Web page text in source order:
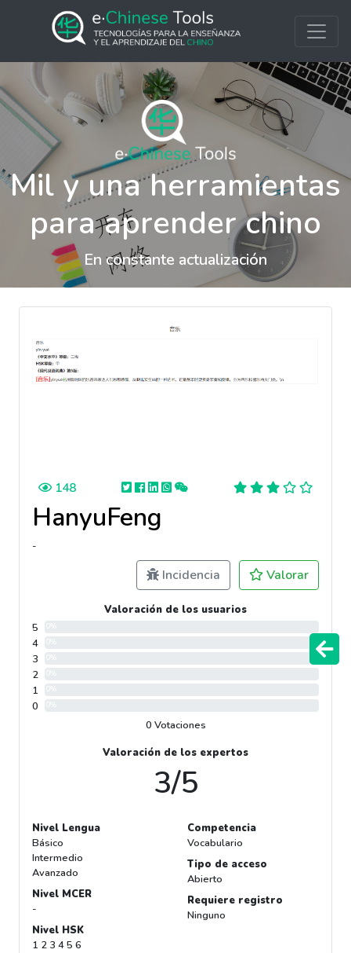
Mil y una herramientas
para aprender chino
En constante actualización
148
HanyuFeng
-
Incidencia Valorar
Valoración de los usuarios
5
4
3
2
1
0
0 Votaciones
Valoración de los expertos
3/5
Nivel Lengua
Básico
Intermedio
Avanzado
Nivel MCER
-
Nivel HSK
1 2 3 4 5 6
Competencia
Vocabulario
Tipo de acceso
Abierto
Requiere registro
Ninguno